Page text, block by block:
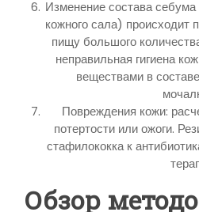
Изменение состава себума
кожного сала) происходит
пищу большого
неправильная гигиена
веществами в
Повреждения кожи:
потертости или ожоги.
стафилококка к
Обзор